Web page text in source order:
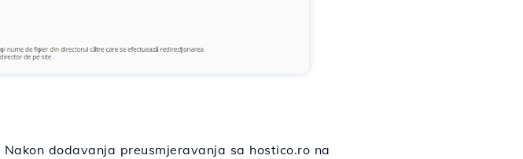
Nakon dodavanja preusmjeravanja sa hostico.ro na